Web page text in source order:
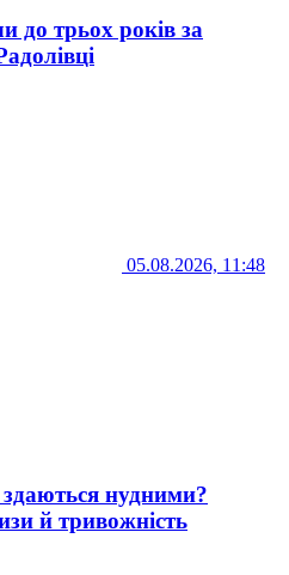
до трьох років за
05.08.2026, 11:48
нудними?
й тривожність